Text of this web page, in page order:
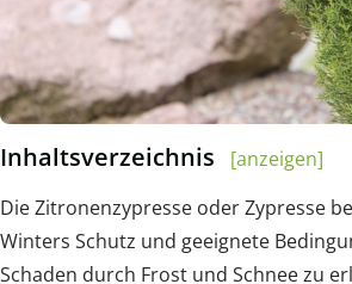
Inhaltsverzeichnis
[anzeigen]
Die Zitronenzypresse oder Zypresse
Winters Schutz und geeignete
Schaden durch Frost und Schnee zu